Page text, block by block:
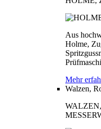
Aus
Holme,
Mehr
Walzen,